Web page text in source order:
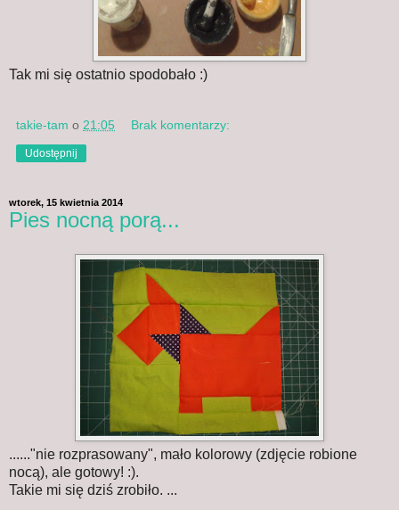
Tak mi się ostatnio spodobało :)
takie-tam o 21:05 Brak komentarzy:
Udostępnij
wtorek, 15 kwietnia 2014
Pies nocną porą...
......"nie rozprasowany", mało kolorowy (zdjęcie robione
nocą), ale gotowy! :).
Takie mi się dziś zrobiło. ...